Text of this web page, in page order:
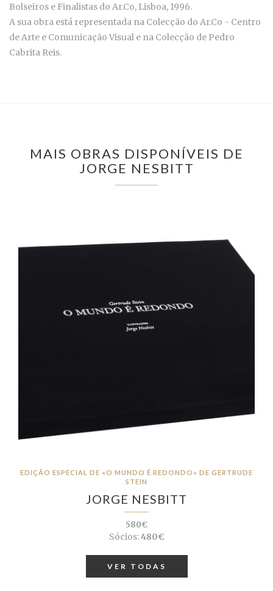
Bolseiros e Finalistas do Ar.Co, Lisboa, 1996.
A sua obra está representada na Colecção do Ar.Co - Centro
de Arte e Comunicação Visual e na Colecção de Pedro
Cabrita Reis.
MAIS OBRAS DISPONÍVEIS DE
JORGE NESBITT
EDIÇÃO ESPECIAL DE «O MUNDO É REDONDO» DE GERTRUDE
STEIN
JORGE NESBITT
580€
Sócios:480€
VER TODAS